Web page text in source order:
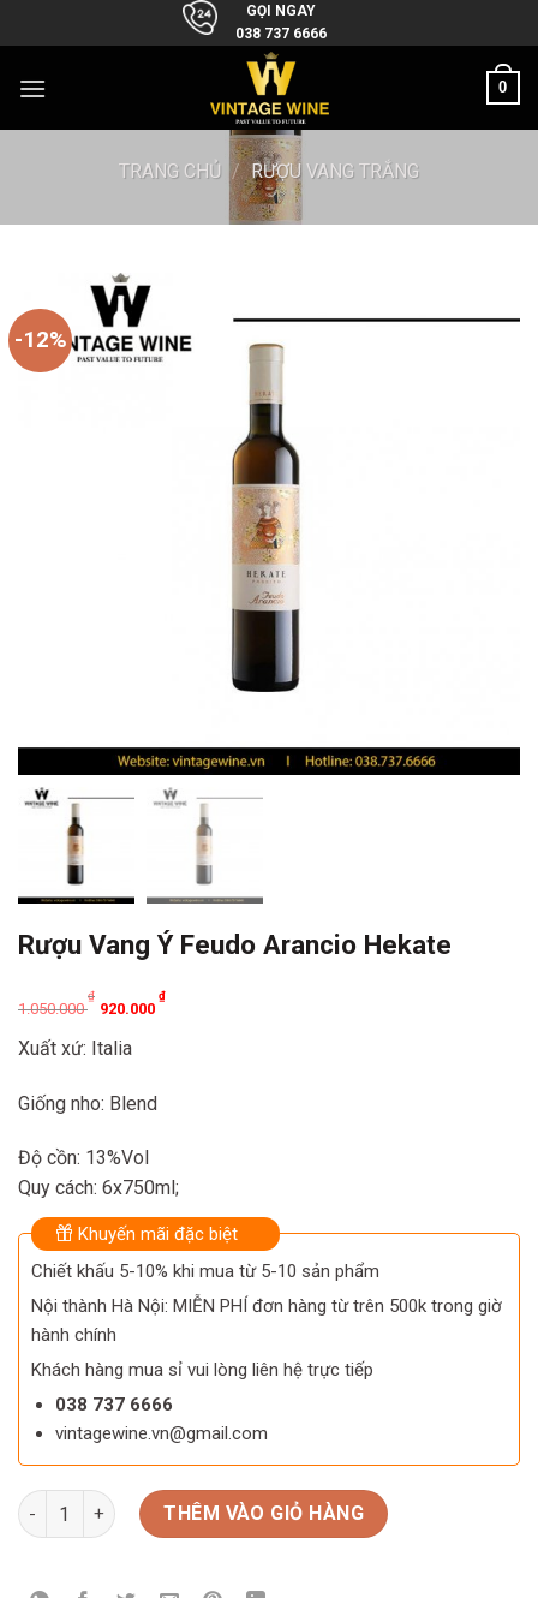
to
GỌI NGAY
038 737 6666
0
TRANG CHỦ / RƯỢU VANG TRẮNG
-12%
Rượu Vang Ý Feudo Arancio Hekate
1.050.000
₫
Original
price
was:
1.050.000 ₫.
920.000
₫
Current
price
is:
920.000 ₫.
Xuất xứ: Italia
Giống nho: Blend
Độ cồn: 13%Vol
Quy cách: 6x750ml;
Khuyến mãi đặc biệt
Chiết khấu 5-10% khi mua từ 5-10 sản phẩm
Nội thành Hà Nội: MIỄN PHÍ đơn hàng từ trên 500k trong giờ
hành chính
Khách hàng mua sỉ vui lòng liên hệ trực tiếp
038 737 6666
vintagewine.vn@gmail.com
Rượu Vang Ý Feudo Arancio Hekate số lượng
THÊM VÀO GIỎ HÀNG